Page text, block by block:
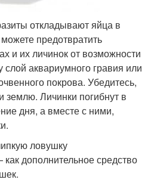
откладывают яйца в
предотвратить
и их личинок от возможности
аквариумного гравия или
покрова. Убедитесь,
землю. Личинки погибнут в
дня, а вместе с ними,
ловушку
дополнительное средство